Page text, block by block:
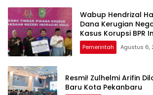
Wabup Hendrizal
Dana Kerugian
Kasus Korupsi BPR
Pemerintah Agustus 6,
Resmi! Zulhelmi Arifin
Baru Kota Pekanbaru